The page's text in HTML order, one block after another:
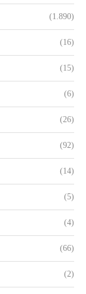
(1.890)
(16)
(15)
(6)
(26)
(92)
(14)
(5)
(4)
(66)
(2)